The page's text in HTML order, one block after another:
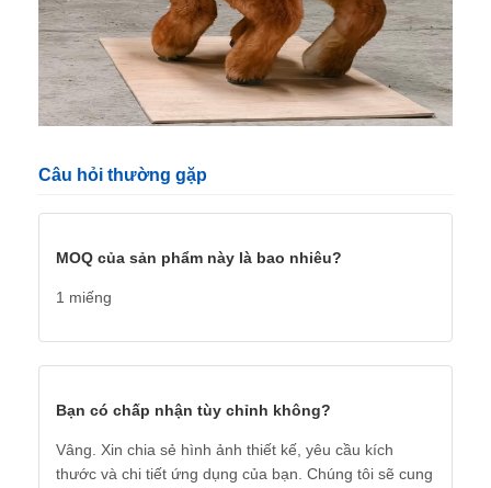
Câu hỏi thường gặp
MOQ của sản phẩm này là bao nhiêu?
1 miếng
Bạn có chấp nhận tùy chỉnh không?
Vâng. Xin chia sẻ hình ảnh thiết kế, yêu cầu kích
thước và chi tiết ứng dụng của bạn. Chúng tôi sẽ cung